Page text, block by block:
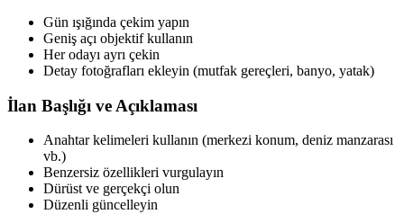
Gün ışığında çekim yapın
Geniş açı objektif kullanın
Her odayı ayrı çekin
Detay fotoğrafları ekleyin (mutfak gereçleri, banyo, yatak)
İlan Başlığı ve Açıklaması
Anahtar kelimeleri kullanın (merkezi konum, deniz manzarası
vb.)
Benzersiz özellikleri vurgulayın
Dürüst ve gerçekçi olun
Düzenli güncelleyin